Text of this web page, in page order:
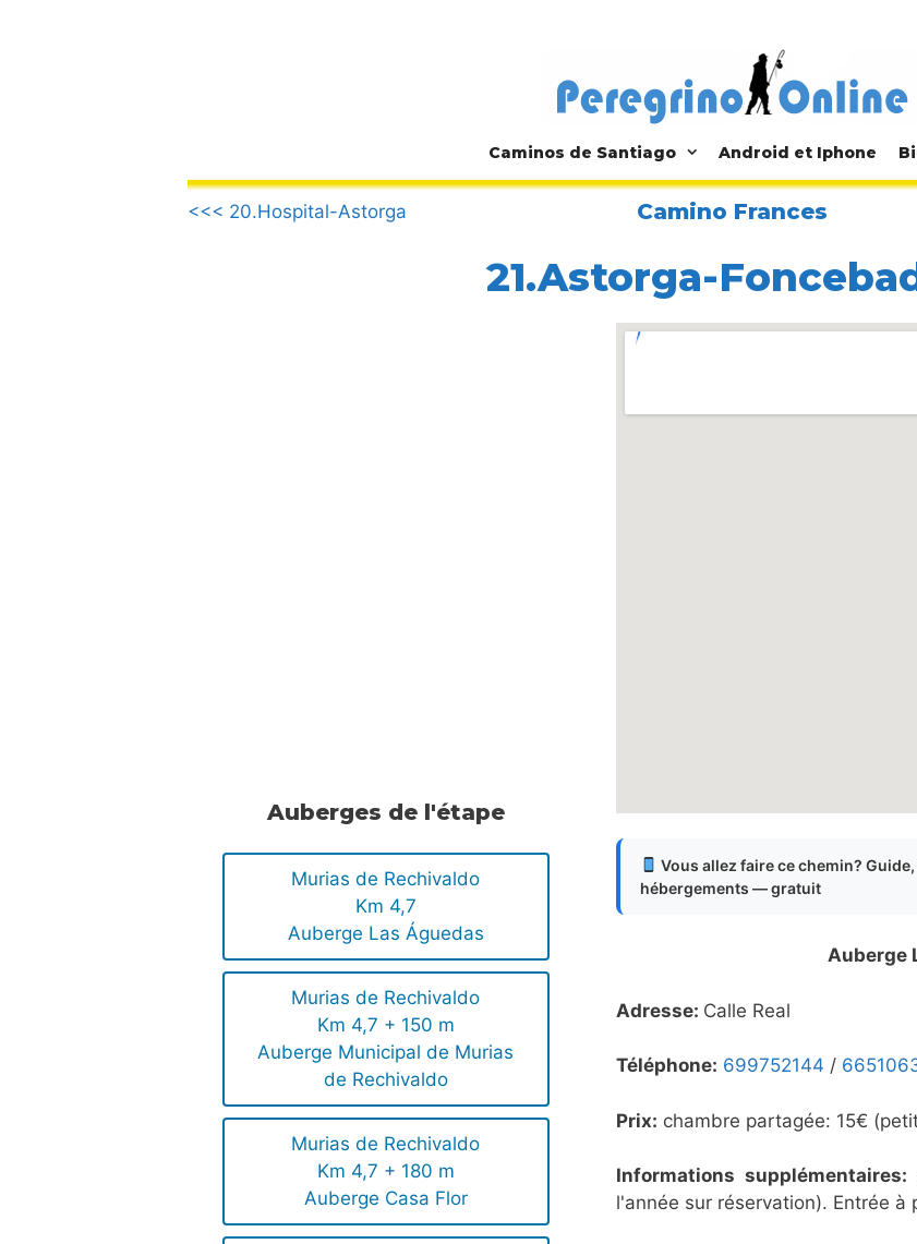
Caminos de Santiago Android et Iphone
.
<<< 20.Hospital-Astorga
Camino Frances
21.Astorga-
Auberges de l'étape
Murias de Rechivaldo
Km 4,7
Auberge Las Águedas
Murias de Rechivaldo
Km 4,7 + 150 m
Auberge Municipal de Murias
de Rechivaldo
Murias de Rechivaldo
Km 4,7 + 180 m
Auberge Casa Flor
Vous allez faire ce chemin? Guide,
hébergements — gratuit
Auberge
Adresse: Calle Real
Téléphone: 699752144 /
Prix: chambre partagée: 15€
Informations supplémentaires:
l'année sur réservation). Entrée à